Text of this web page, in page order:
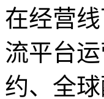
在经营
流平台
约、全球